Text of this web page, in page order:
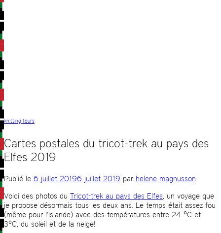
knitting tours
Cartes postales du tricot-trek au pays des
Elfes 2019
Publié le 6 juillet 20196 juillet 2019 par helene magnusson
Voici des photos du Tricot-trek au pays des Elfes, un voyage que
je propose désormais tous les deux ans. Le temps était assez fou
(même pour l’Islande) avec des températures entre 24 °C et
3°C, du soleil et de la neige!